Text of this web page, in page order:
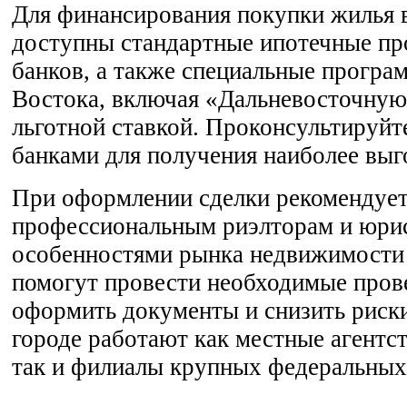
Для финансирования покупки жилья
доступны стандартные ипотечные
банков, а также специальные
Востока, включая
льготной ставкой.
банками для получения наиболее
При оформлении сделки
профессиональным риэлторам и
особенностями рынка
помогут провести необходимые
оформить документы и снизить
городе работают как местные
так и филиалы крупных